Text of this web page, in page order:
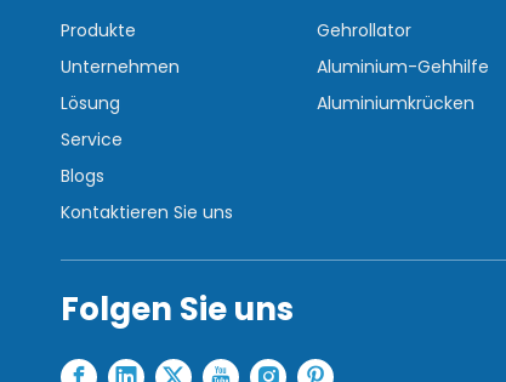
Produkte
Unternehmen
Lösung
Service
Blogs
Kontaktieren Sie uns
Gehrollator
Aluminium-Gehhilfe
Aluminiumkrücken
Folgen Sie uns